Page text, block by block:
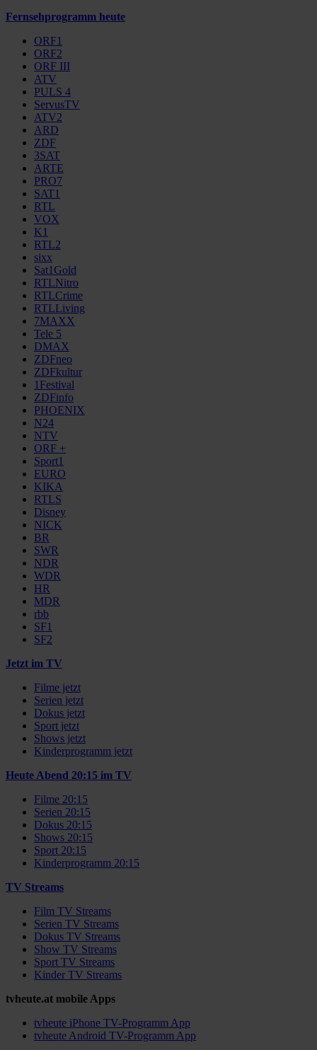
Fernsehprogramm heute
ORF1
ORF2
ORF III
ATV
PULS 4
ServusTV
ATV2
ARD
ZDF
3SAT
ARTE
PRO7
SAT1
RTL
VOX
K1
RTL2
sixx
Sat1Gold
RTLNitro
RTLCrime
RTLLiving
7MAXX
Tele 5
DMAX
ZDFneo
ZDFkultur
1Festival
ZDFinfo
PHOENIX
N24
NTV
ORF +
Sport1
EURO
KIKA
RTLS
Disney
NICK
BR
SWR
NDR
WDR
HR
MDR
rbb
SF1
SF2
Jetzt im TV
Filme jetzt
Serien jetzt
Dokus jetzt
Sport jetzt
Shows jetzt
Kinderprogramm jetzt
Heute Abend 20:15 im TV
Filme 20:15
Serien 20:15
Dokus 20:15
Shows 20:15
Sport 20:15
Kinderprogramm 20:15
TV Streams
Film TV Streams
Serien TV Streams
Dokus TV Streams
Show TV Streams
Sport TV Streams
Kinder TV Streams
tvheute.at mobile Apps
tvheute iPhone TV-Programm App
tvheute Android TV-Programm App